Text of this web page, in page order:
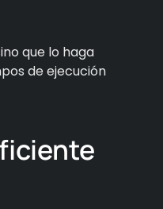
que lo haga
de ejecución